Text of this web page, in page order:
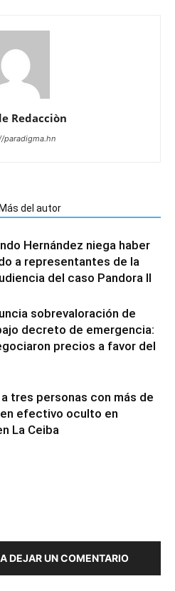
Redacciòn
paradigma.hn
Más del autor
Hernández niega haber
a representantes de la
del caso Pandora II
sobrevaloración de
decreto de emergencia:
precios a favor del
tres personas con más de
efectivo oculto en
La Ceiba
DEJAR UN COMENTARIO